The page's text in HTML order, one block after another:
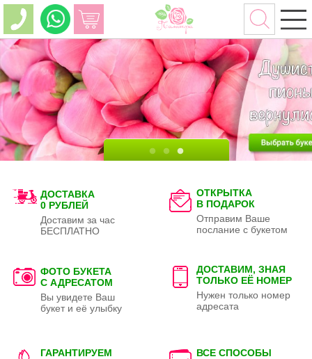
ДОСТАВКА
0 РУБЛЕЙ
Доставим за час
БЕСПЛАТНО
ОТКРЫТКА
В ПОДАРОК
Отправим Ваше
послание с букетом
ФОТО БУКЕТА
С АДРЕСАТОМ
Вы увидете Ваш
букет и её улыбку
ДОСТАВИМ, ЗНАЯ
ТОЛЬКО ЕЁ НОМЕР
Нужен только номер
адресата
ГАРАНТИРУЕМ
ВСЕ СПОСОБЫ